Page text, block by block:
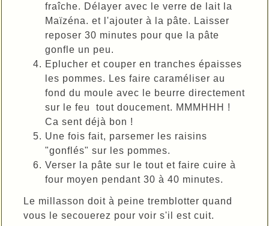
fraîche. Délayer avec le verre de lait la
Maïzéna. et l'ajouter à la pâte. Laisser
reposer 30 minutes pour que la pâte
gonfle un peu.
Eplucher et couper en tranches épaisses
les pommes. Les faire caraméliser au
fond du moule avec le beurre directement
sur le feu tout doucement. MMMHHH !
Ca sent déjà bon !
Une fois fait, parsemer les raisins
"gonflés" sur les pommes.
Verser la pâte sur le tout et faire cuire à
four moyen pendant 30 à 40 minutes.
Le millasson doit à peine tremblotter quand
vous le secouerez pour voir s'il est cuit.